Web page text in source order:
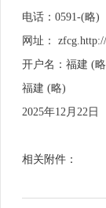
电话：0591-(略)
网址：
开户名：福建 (
福建 (略)
2025年12月22日
相关附件：